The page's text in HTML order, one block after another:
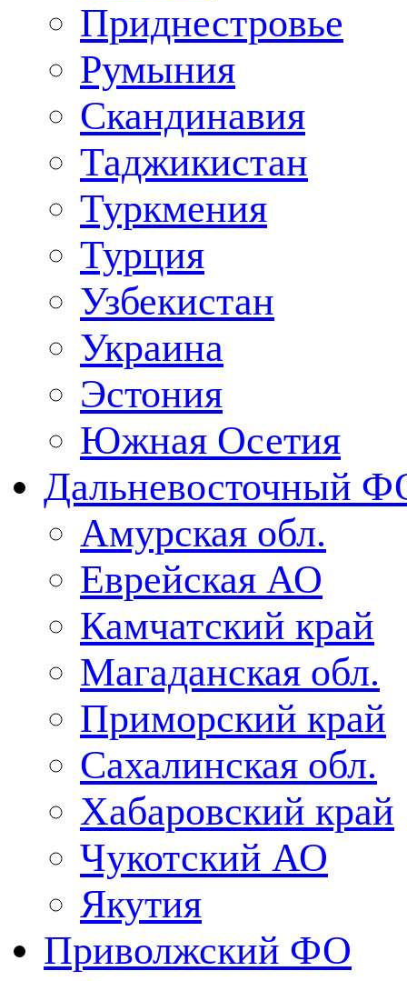
Приднестровье
Румыния
Скандинавия
Таджикистан
Туркмения
Турция
Узбекистан
Украина
Эстония
Южная Осетия
Дальневосточный
Амурская обл.
Еврейская АО
Камчатский край
Магаданская обл.
Приморский край
Сахалинская обл.
Хабаровский край
Чукотский АО
Якутия
Приволжский ФО